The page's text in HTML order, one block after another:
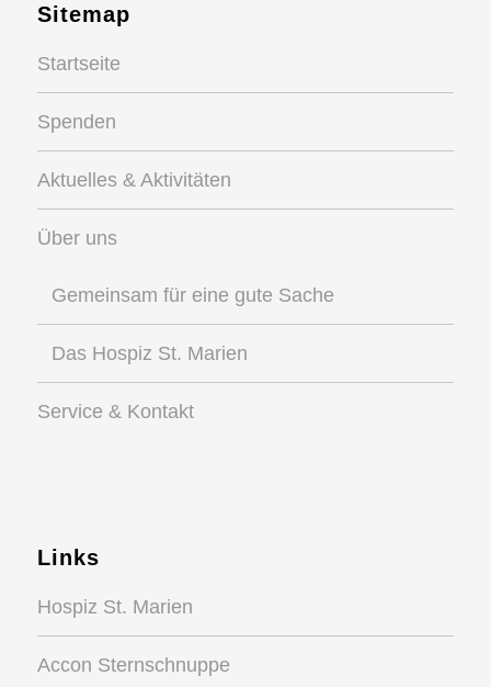
Sitemap
Startseite
Spenden
Aktuelles & Aktivitäten
Über uns
Gemeinsam für eine gute Sache
Das Hospiz St. Marien
Service & Kontakt
Links
Hospiz St. Marien
Accon Sternschnuppe